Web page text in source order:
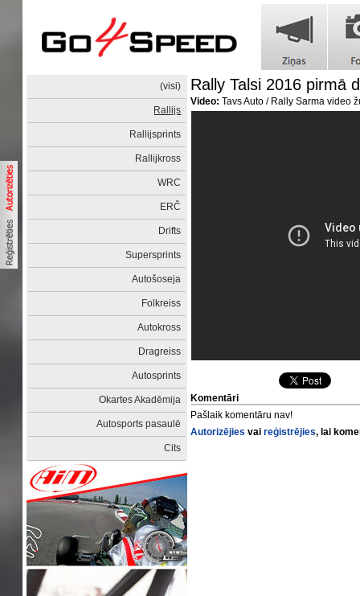
(visi)
Rallijs
Rallijsprints
Rallijkross
WRC
ERČ
Drifts
Supersprints
Autošoseja
Folkreiss
Autokross
Dragreiss
Autosprints
Okartes Akadēmija
Autosports pasaulē
Cits
Rally Talsi 2016 pirmā
Video: Tavs Auto / Rally Sarma video
Komentāri
Pašlaik komentāru nav!
Autorizējies vaireģistrējies, lai